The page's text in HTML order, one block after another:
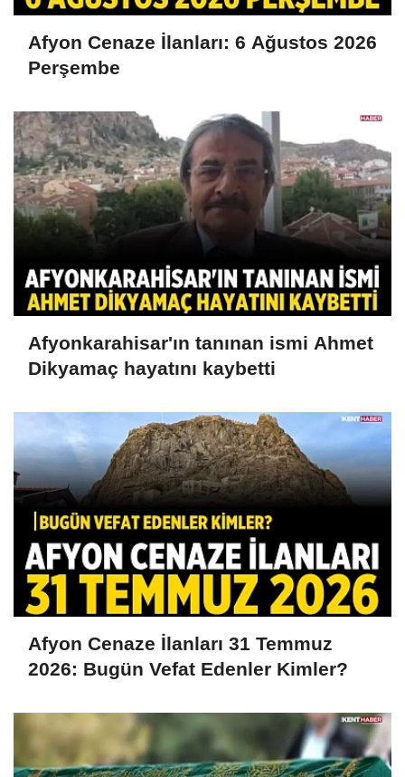
Afyon Cenaze İlanları: 6 Ağustos 2026
Perşembe
Afyonkarahisar'ın tanınan ismi Ahmet
Dikyamaç hayatını kaybetti
Afyon Cenaze İlanları 31 Temmuz
2026: Bugün Vefat Edenler Kimler?